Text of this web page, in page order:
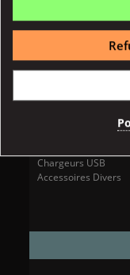
Kits Pods
Kits avancés &
Chargeurs USB
Accessoires Divers